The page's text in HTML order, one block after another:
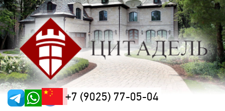
+7 (9025) 77-05-04